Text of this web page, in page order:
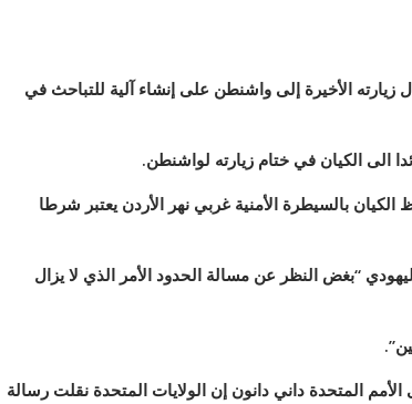
زيارته الأخيرة إلى واشنطن على إنشاء آلية للتباحث في
الى الكيان في ختام زيارته لواشنطن.
الكيان بالسيطرة الأمنية غربي نهر الأردن يعتبر شرطا
“بغض النظر عن مسالة الحدود الأمر الذي لا يزال
الأمم المتحدة داني دانون إن الولايات المتحدة نقلت رسالة